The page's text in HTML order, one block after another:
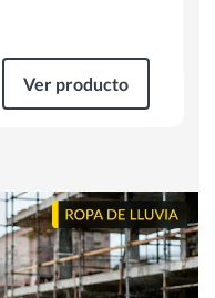
Ver producto